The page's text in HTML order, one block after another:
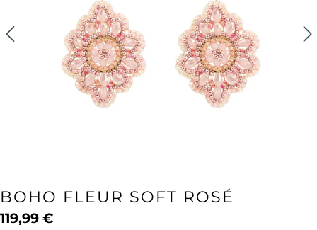
BOHO FLEUR SOFT ROSÉ
119,99 €